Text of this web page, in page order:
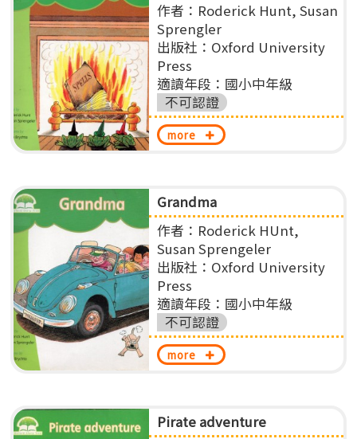
作者：Roderick Hunt, Susan
Sprengler
出版社：Oxford University
Press
適讀年段：國小中年級
不可認證
more
Grandma
作者：Roderick HUnt,
Susan Sprengeler
出版社：Oxford University
Press
適讀年段：國小中年級
不可認證
more
Pirate adventure